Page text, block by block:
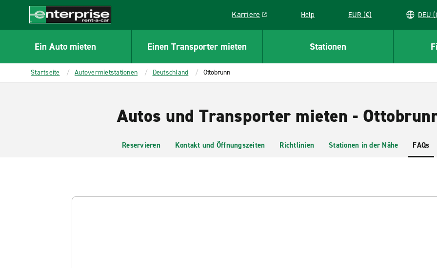
CONTENT
Enterprise
Karriere
Link opens in a new window
Help EUR (€)
Ein Auto mieten Einen Transporter mieten Stationen
Startseite Autovermietstationen Deutschland Ottobrunn
Autos und Transporter mieten -
Reservieren Kontakt und Öffnungszeiten Richtlinien Stationen in der Nähe FAQs